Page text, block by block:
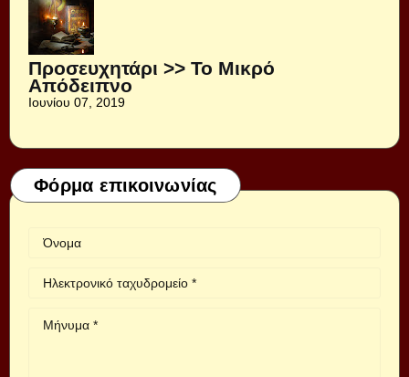
Προσευχητάρι >> Το Μικρό
Απόδειπνο
Ιουνίου 07, 2019
Φόρμα επικοινωνίας